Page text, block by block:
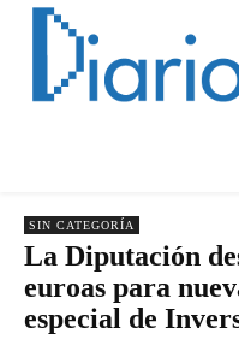
SIN CATEGORÍA
La Diputación
euroas para
especial de